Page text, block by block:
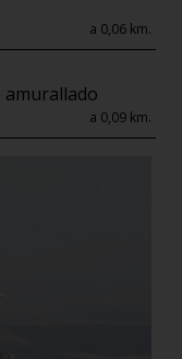
a 0,06 km.
a 0,09 km.